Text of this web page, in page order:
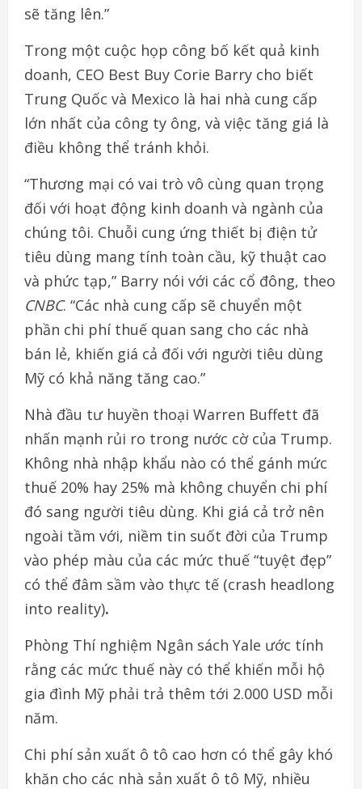
sẽ tăng lên.”
Trong một cuộc họp công bố kết quả kinh
doanh, CEO Best Buy Corie Barry cho biết
Trung Quốc và Mexico là hai nhà cung cấp
lớn nhất của công ty ông, và việc tăng giá là
điều không thể tránh khỏi.
“Thương mại có vai trò vô cùng quan trọng
đối với hoạt động kinh doanh và ngành của
chúng tôi. Chuỗi cung ứng thiết bị điện tử
tiêu dùng mang tính toàn cầu, kỹ thuật cao
và phức tạp,” Barry nói với các cổ đông, theo
CNBC. “Các nhà cung cấp sẽ chuyển một
phần chi phí thuế quan sang cho các nhà
bán lẻ, khiến giá cả đối với người tiêu dùng
Mỹ có khả năng tăng cao.”
Nhà đầu tư huyền thoại Warren Buffett đã
nhấn mạnh rủi ro trong nước cờ của Trump.
Không nhà nhập khẩu nào có thể gánh mức
thuế 20% hay 25% mà không chuyển chi phí
đó sang người tiêu dùng. Khi giá cả trở nên
ngoài tầm với, niềm tin suốt đời của Trump
vào phép màu của các mức thuế “tuyệt đẹp”
có thể đâm sầm vào thực tế (crash headlong
into reality).
Phòng Thí nghiệm Ngân sách Yale ước tính
rằng các mức thuế này có thể khiến mỗi hộ
gia đình Mỹ phải trả thêm tới 2.000 USD mỗi
năm.
Chi phí sản xuất ô tô cao hơn có thể gây khó
khăn cho các nhà sản xuất ô tô Mỹ, nhiều